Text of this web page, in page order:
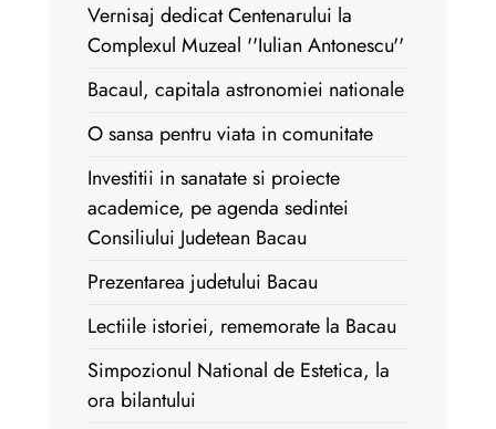
Vernisaj dedicat Centenarului la
Complexul Muzeal ''Iulian Antonescu''
Bacaul, capitala astronomiei nationale
O sansa pentru viata in comunitate
Investitii in sanatate si proiecte
academice, pe agenda sedintei
Consiliului Judetean Bacau
Prezentarea judetului Bacau
Lectiile istoriei, rememorate la Bacau
Simpozionul National de Estetica, la
ora bilantului